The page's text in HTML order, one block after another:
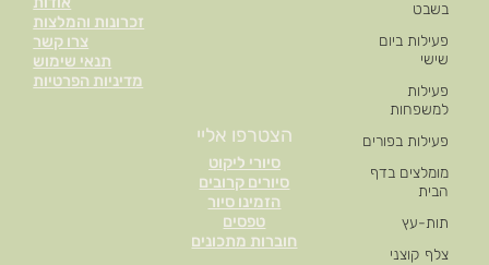
בשבט
פעילות ביום
שישי
פעילות
למשפחות
פעילות בפורים
מומלצים בדף
הבית
תות-עץ
צלף קוצני
זכרונות והמלצות
צרו קשר
תנאי שימוש
מדיניות הפרטיות
סיורי ליקוט
סיורים קרובים
הזמינו סיור
טפסים
חוברות מתכונים
הצטרפו אליי